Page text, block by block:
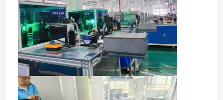
προστατευτικό θερμικού υπερφόρτωσης